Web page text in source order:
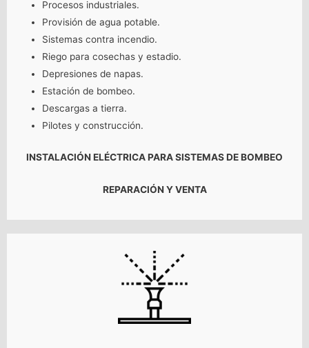
Procesos industriales.
Provisión de agua potable.
Sistemas contra incendio.
Riego para cosechas y estadio.
Depresiones de napas.
Estación de bombeo.
Descargas a tierra.
Pilotes y construcción.
INSTALACIÓNELÉCTRICAPARA SISTEMAS DE BOMBEO
REPARACIÓN Y VENTA